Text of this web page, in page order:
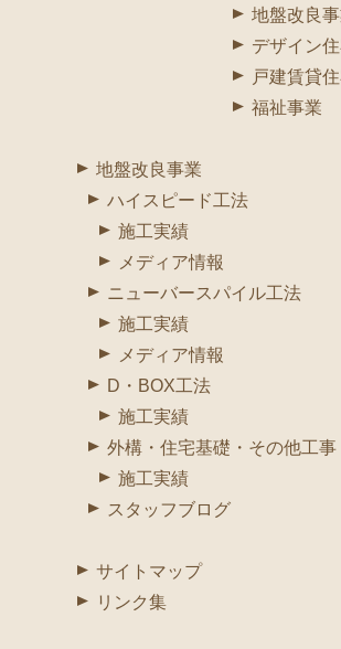
地盤改良
デザイン
戸建賃貸
福祉事業
地盤改良事業
ハイスピード工法
施工実績
メディア情報
ニューバースパイル工法
施工実績
メディア情報
D・BOX工法
施工実績
外構・住宅基礎・その他工事
施工実績
スタッフブログ
サイトマップ
リンク集